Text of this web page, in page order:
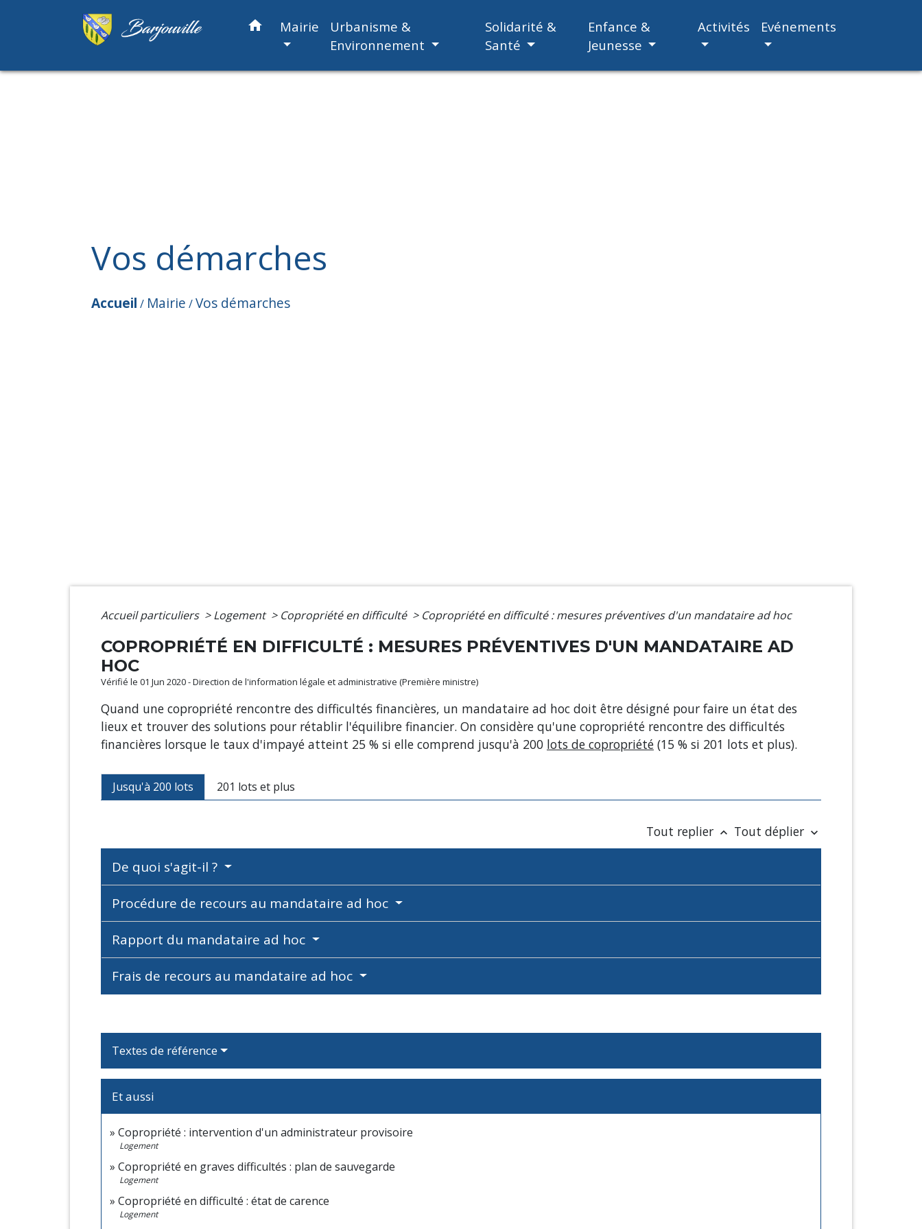
home Mairie
Urbanisme &
Environnement
Solidarité &
Santé
Enfance &
Jeunesse
Activités Evénements
Vos démarches
Accueil / Mairie /Vos démarches
Accueil particuliers > Logement > Copropriété en difficulté > Copropriété en difficulté : mesures préventives d'un mandataire ad hoc
COPROPRIÉTÉ EN DIFFICULTÉ : MESURES PRÉVENTIVES D'UN MANDATAIRE AD
HOC
Vérifié le 01 Jun 2020 - Direction de l'information légale et administrative (Première ministre)
Quand une copropriété rencontre des difficultés financières, un mandataire ad hoc doit être désigné pour faire un état des
lieux et trouver des solutions pour rétablir l'équilibre financier. On considère qu'une copropriété rencontre des difficultés
financières lorsque le taux d'impayé atteint 25 % si elle comprend jusqu'à 200 lots de copropriété (15 % si 201 lots et plus).
Jusqu'à 200 lots 201 lots et plus
Tout replier keyboard_arrow_up Tout déplier keyboard_arrow_down
De quoi s'agit-il ?
Procédure de recours au mandataire ad hoc
Rapport du mandataire ad hoc
Frais de recours au mandataire ad hoc
Textes de référence
Et aussi
Copropriété : intervention d'un administrateur provisoire
Logement
Copropriété en graves difficultés : plan de sauvegarde
Logement
Copropriété en difficulté : état de carence
Logement